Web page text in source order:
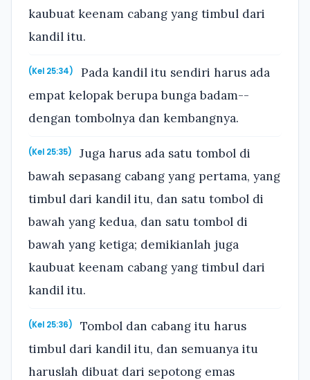
kaubuat keenam cabang yang timbul dari
kandil itu.
(Kel 25:34)
Pada kandil itu sendiri harus ada
empat kelopak berupa bunga badam--
dengan tombolnya dan kembangnya.
(Kel 25:35)
Juga harus ada satu tombol di
bawah sepasang cabang yang pertama, yang
timbul dari kandil itu, dan satu tombol di
bawah yang kedua, dan satu tombol di
bawah yang ketiga; demikianlah juga
kaubuat keenam cabang yang timbul dari
kandil itu.
(Kel 25:36)
Tombol dan cabang itu harus
timbul dari kandil itu, dan semuanya itu
haruslah dibuat dari sepotong emas